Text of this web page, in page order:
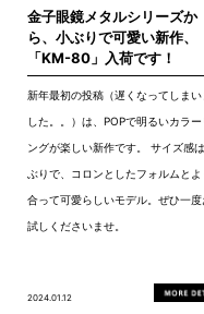
金子眼鏡メタルシリーズか
ら、小ぶりで可愛い新作、
「KM-80」入荷です！
新年最初の投稿（遅くなってしまい
した。。）は、POPで明るいカラー
ングが楽しい新作です。 サイズ感
ぶりで、コロンとしたフォルムとよ
合って可愛らしいモデル。ぜひ一度
試しくださいませ。
2024.01.12